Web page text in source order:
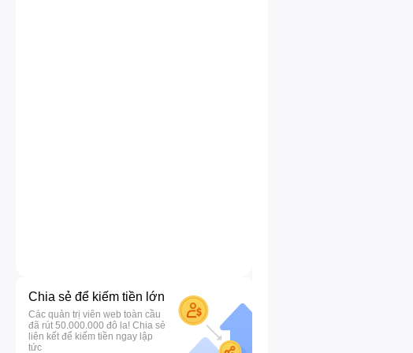
Chia sẻ để kiếm tiền lớn
Các quản trị viên web toàn cầu
đã rút 50.000.000 đô la! Chia sẻ
liên kết để kiếm tiền ngay lập
tức